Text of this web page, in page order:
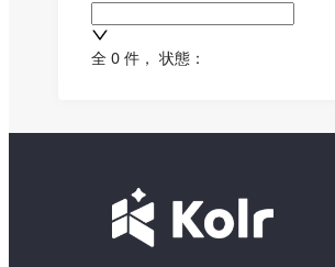
全 0 件 ， 状態：